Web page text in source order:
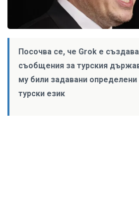
Посочва се, че Grok е
съобщения за турския
му били задавани
турски език